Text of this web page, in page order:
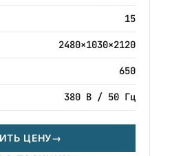
15
2480×1030×2120
650
380 В / 50 Гц
ЦЕНУ→